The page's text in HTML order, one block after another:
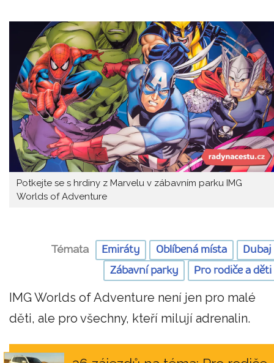
Potkejte se s hrdiny z Marvelu v zábavním parku IMG
Worlds of Adventure
Témata Emiráty Oblíbená místa
Dubaj
Zábavní parky
Pro rodiče a děti
IMG Worlds of Adventure není jen pro malé
děti, ale pro všechny, kteří milují adrenalin.